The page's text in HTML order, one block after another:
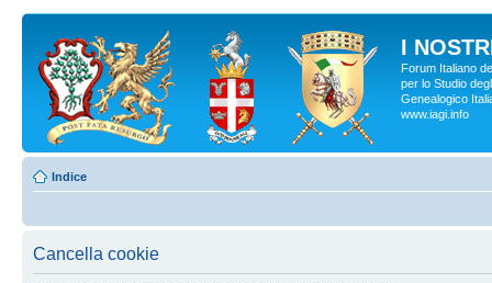
I
Forum Italiano
per lo Studio
Genealogico
www.iagi.info
Indice
Cancella cookie